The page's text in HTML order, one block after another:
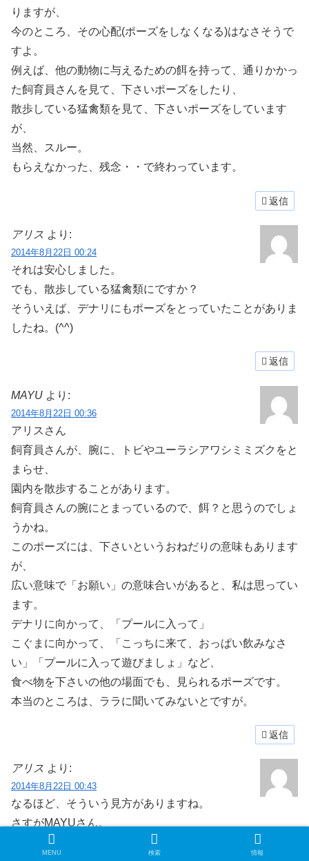
りますが、
今のところ、その心配(ポーズをしなくなる)はなさそうで
すよ。
例えば、他の動物に与えるための餌を持って、通りかかっ
た飼育員さんを見て、下さいポーズをしたり、
散歩している猛禽類を見て、下さいポーズをしています
が、
当然、スルー。
もらえなかった、残念・・で終わっています。
返信
アリス より:
2014年8月22日 00:24
それは安心しました。
でも、散歩している猛禽類にですか？
そういえば、デナリにもポーズをとっていたことがありま
したね。(^^)
返信
MAYU より:
2014年8月22日 00:36
アリスさん
飼育員さんが、腕に、トビやユーラシアワシミミズクをと
まらせ、
園内を散歩することがあります。
飼育員さんの腕にとまっているので、餌？と思うのでしょ
うかね。
このポーズには、下さいというおねだりの意味もあります
が、
広い意味で「お願い」の意味合いがあると、私は思ってい
ます。
デナリに向かって、「プールに入って」
こぐまに向かって、「こっちに来て、おっぱい飲みなさ
い」「プールに入って遊びましょ」など、
食べ物を下さいの他の場面でも、見られるポーズです。
本当のところは、ララに聞いてみないとですが。
返信
アリス より:
2014年8月22日 00:43
なるほど、そういう見方がありますね。
さすがMAYUさん。
MENU 検索 情報